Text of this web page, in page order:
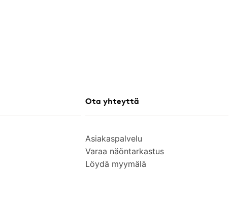
Ota yhteyttä
Asiakaspalvelu
Varaa näöntarkastus
Löydä myymälä